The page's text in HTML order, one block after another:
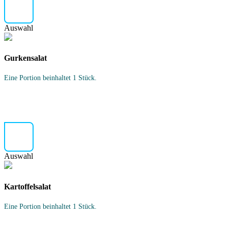
Auswahl
Gurkensalat
Eine Portion beinhaltet 1 Stück.
Auswahl
Kartoffelsalat
Eine Portion beinhaltet 1 Stück.